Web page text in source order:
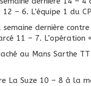
– 6. L’équipe 1 du
dernière
11 – 7. L’opération
au Mans Sarthe
La Suze 10 – 8 à la